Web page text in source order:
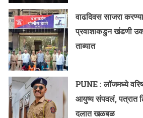
वाढदिवस साजरा
प्रवाशाकडुन खंडणी
ताब्यात
PUNE : लॉजमध्ये
आयुष्य संपवलं, पत्रात
दलात खळबळ